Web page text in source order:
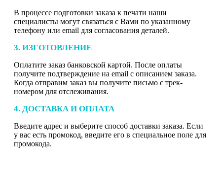
В процессе подготовки заказа к печати наши
специалисты могут связаться с Вами по указанному
телефону или email для согласования деталей.
3. ИЗГОТОВЛЕНИЕ
Оплатите заказ банковской картой. После оплаты
получите подтверждение на email с описанием заказа.
Когда отправим заказ вы получите письмо с трек-
номером для отслеживания.
4. ДОСТАВКА И ОПЛАТА
Введите адрес и выберите способ доставки заказа. Если
у вас есть промокод, введите его в специальное поле для
промокода.